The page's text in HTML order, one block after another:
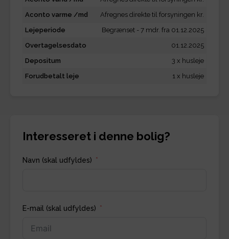
Aconto varme /md
Afregnes direkte til forsyningen kr.
Lejeperiode
Begrænset - 7 mdr. fra 01.12.2025
Overtagelsesdato
01.12.2025
Depositum
3 x husleje
Forudbetalt leje
1 x husleje
Interesseret i denne bolig?
Navn (skal udfyldes)
E-mail (skal udfyldes)